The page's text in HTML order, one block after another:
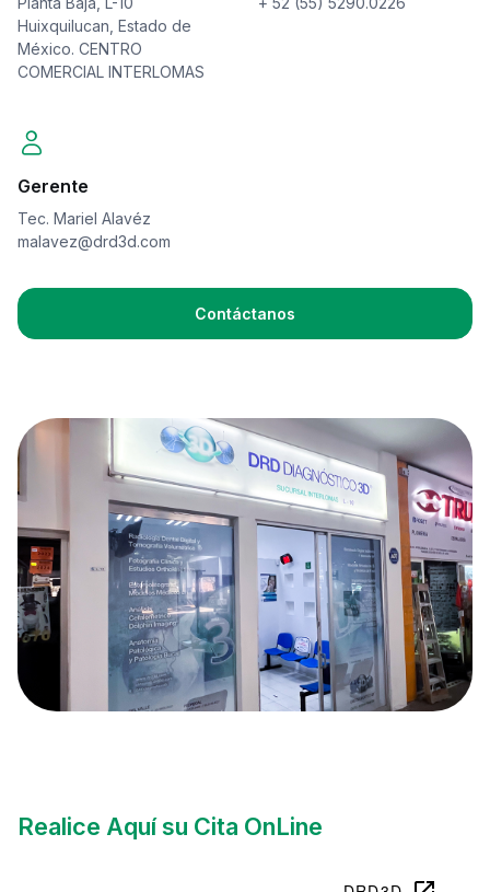
Huixquilucan, Estado de
México. CENTRO
COMERCIAL INTERLOMAS
Gerente
Tec. Mariel Alavéz
malavez@drd3d.com
Contáctanos
Realice Aquí su Cita OnLine